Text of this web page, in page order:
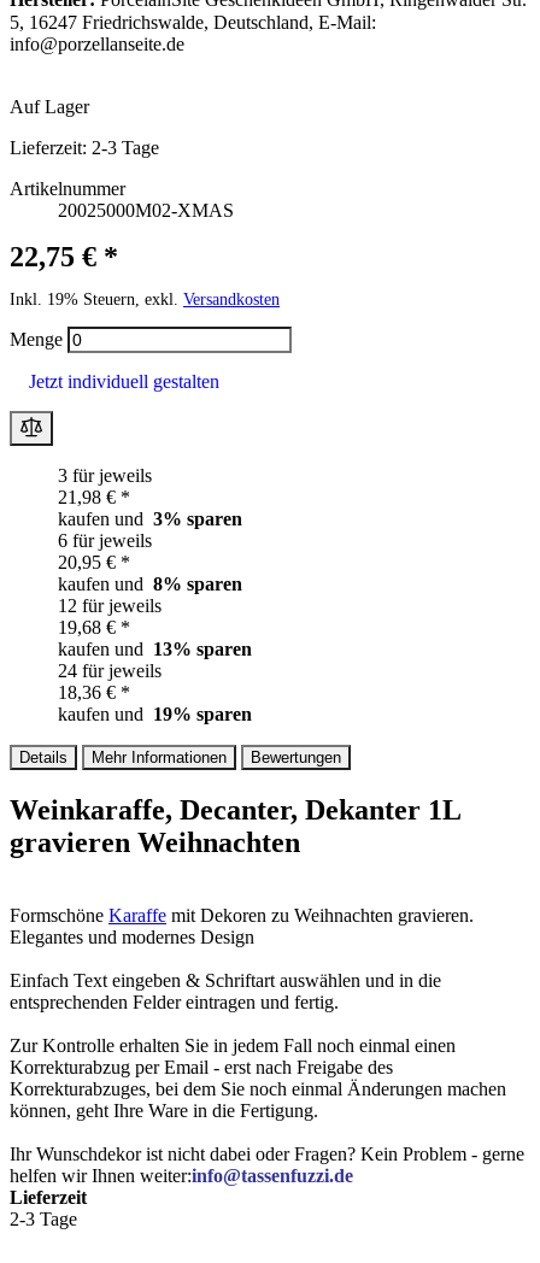
5, 16247 Friedrichswalde, Deutschland, E-Mail:
info@porzellanseite.de
Auf Lager
Lieferzeit: 2-3 Tage
Artikelnummer
20025000M02-XMAS
22,75 € *
Inkl. 19% Steuern, exkl. Versandkosten
Menge
Jetzt individuell gestalten
3 für jeweils
21,98 € *
kaufen und 3% sparen
6 für jeweils
20,95 € *
kaufen und 8% sparen
12 für jeweils
19,68 € *
kaufen und 13% sparen
24 für jeweils
18,36 € *
kaufen und 19% sparen
Details Mehr Informationen Bewertungen
Weinkaraffe, Decanter, Dekanter 1L
gravieren Weihnachten
Formschöne Karaffe mit Dekoren zu Weihnachten gravieren.
Elegantes und modernes Design
Einfach Text eingeben & Schriftart auswählen und in die
entsprechenden Felder eintragen und fertig.
Zur Kontrolle erhalten Sie in jedem Fall noch einmal einen
Korrekturabzug per Email - erst nach Freigabe des
Korrekturabzuges, bei dem Sie noch einmal Änderungen machen
können, geht Ihre Ware in die Fertigung.
Ihr Wunschdekor ist nicht dabei oder Fragen? Kein Problem - gerne
helfen wir Ihnen weiter:info@tassenfuzzi.de
Lieferzeit
2-3 Tage